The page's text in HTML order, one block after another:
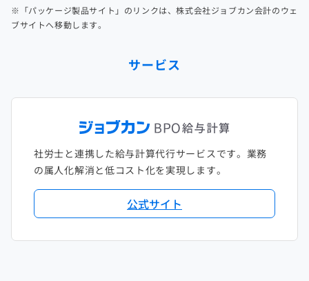
※「パッケージ製品サイト」のリンクは、株式会社ジョブカン会計のウェ
ブサイトへ移動します。
サービス
社労士と連携した給与計算代行サービスです。業務
の属人化解消と低コスト化を実現します。
公式サイト